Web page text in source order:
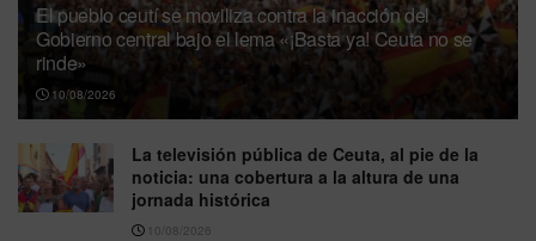
El pueblo ceutí se moviliza contra la inacción del
Gobierno central bajo el lema «¡Basta ya! Ceuta no se
rinde»
10/08/2026
La televisión pública de Ceuta, al pie de la
noticia: una cobertura a la altura de una
jornada histórica
10/08/2026